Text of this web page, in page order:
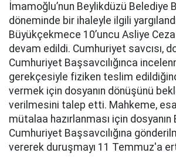
İmamoğlu’nun Beylikdüzü Belediye
döneminde bir ihaleyle ilgili
Büyükçekmece 10’uncu Asliye
devam edildi. Cumhuriyet savcısı,
Cumhuriyet Başsavcılığınca
gerekçesiyle fiziken teslim
vermek için dosyanın dönüşünü
verilmesini talep etti. Mahkeme,
mütalaa hazırlanması için
Cumhuriyet Başsavcılığına
vererek duruşmayı 11 Temmuz'a